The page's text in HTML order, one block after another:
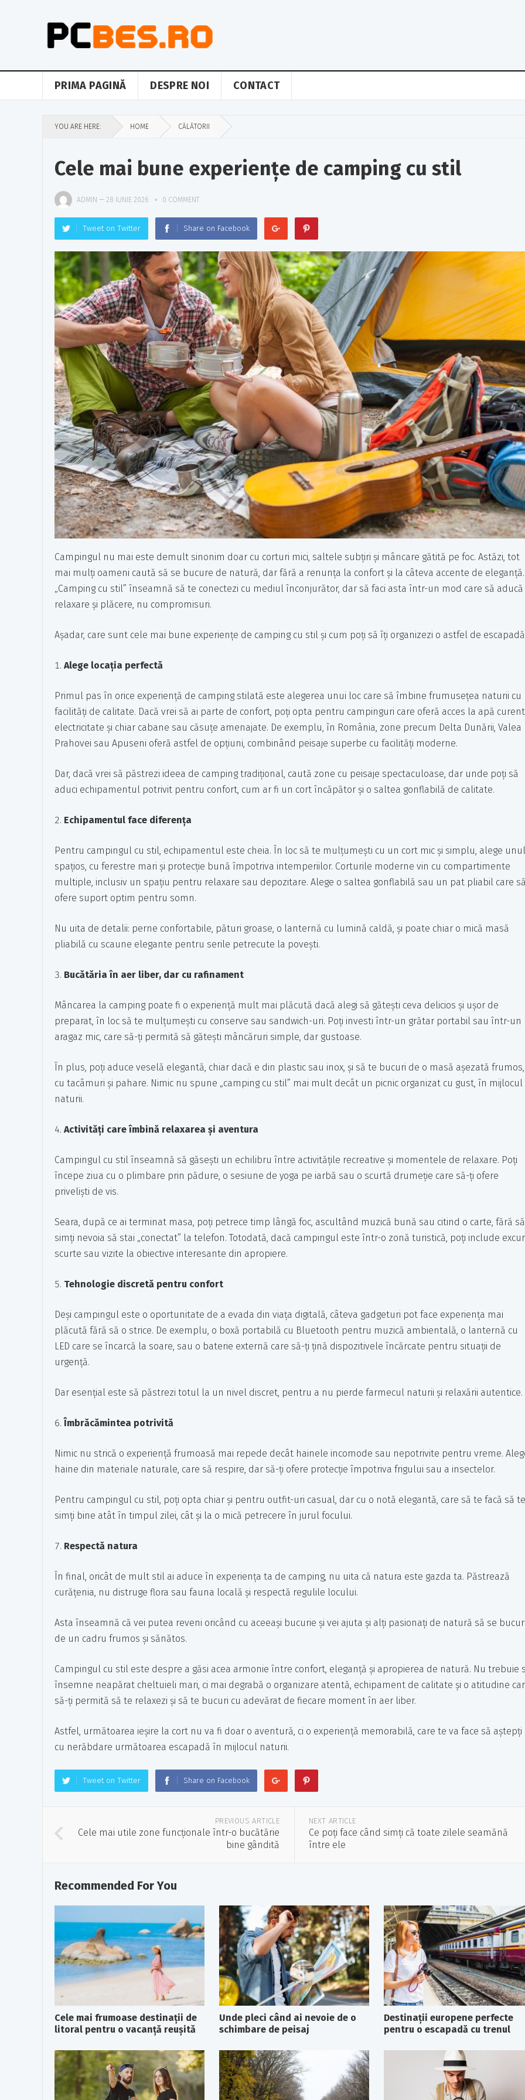
PRIMA PAGINĂ DESPRE NOI CONTACT
YOU ARE HERE: HOME CĂLĂTORII
Cele mai bune experiențe de camping cu stil
ADMIN — 28 IUNIE 2026 0 COMMENT
Tweet on Twitter Share on Facebook
Campingul nu mai este demult sinonim doar cu corturi mici, saltele subțiri și mâncare gătită pe foc. Astăzi, tot
mai mulți oameni caută să se bucure de natură, dar fără a renunța la confort și la câteva accente de eleganță.
„Camping cu stil” înseamnă să te conectezi cu mediul înconjurător, dar să faci asta într-un mod care să aducă
relaxare și plăcere, nu compromisuri.
Așadar, care sunt cele mai bune experiențe de camping cu stil și cum poți să îți organizezi o astfel de
Alege locația perfectă
Primul pas în orice experiență de camping stilată este alegerea unui loc care să îmbine frumusețea naturii cu
facilități de calitate. Dacă vrei să ai parte de confort, poți opta pentru campinguri care oferă acces la apă
electricitate și chiar cabane sau căsuțe amenajate. De exemplu, în România, zone precum Delta Dunării, Valea
Prahovei sau Apuseni oferă astfel de opțiuni, combinând peisaje superbe cu facilități moderne.
Dar, dacă vrei să păstrezi ideea de camping tradițional, caută zone cu peisaje spectaculoase, dar unde poți să
aduci echipamentul potrivit pentru confort, cum ar fi un cort încăpător și o saltea gonflabilă de calitate.
Echipamentul face diferența
Pentru campingul cu stil, echipamentul este cheia. În loc să te mulțumești cu un cort mic și simplu, alege unul
spațios, cu ferestre mari și protecție bună împotriva intemperiilor. Corturile moderne vin cu compartimente
multiple, inclusiv un spațiu pentru relaxare sau depozitare. Alege o saltea gonflabilă sau un pat pliabil care
ofere suport optim pentru somn.
Nu uita de detalii: perne confortabile, pături groase, o lanternă cu lumină caldă, și poate chiar o mică masă
pliabilă cu scaune elegante pentru serile petrecute la povești.
Bucătăria în aer liber, dar cu rafinament
Mâncarea la camping poate fi o experiență mult mai plăcută dacă alegi să gătești ceva delicios și ușor de
preparat, în loc să te mulțumești cu conserve sau sandwich-uri. Poți investi într-un grătar portabil sau într-un
aragaz mic, care să-ți permită să gătești mâncăruri simple, dar gustoase.
În plus, poți aduce veselă elegantă, chiar dacă e din plastic sau inox, și să te bucuri de o masă așezată frumos,
cu tacâmuri și pahare. Nimic nu spune „camping cu stil” mai mult decât un picnic organizat cu gust, în mijlocul
naturii.
Activități care îmbină relaxarea și aventura
Campingul cu stil înseamnă să găsești un echilibru între activitățile recreative și momentele de relaxare. Poți
începe ziua cu o plimbare prin pădure, o sesiune de yoga pe iarbă sau o scurtă drumeție care să-ți ofere
priveliști de vis.
Seara, după ce ai terminat masa, poți petrece timp lângă foc, ascultând muzică bună sau citind o carte, fără să
simți nevoia să stai „conectat” la telefon. Totodată, dacă campingul este într-o zonă turistică, poți include
scurte sau vizite la obiective interesante din apropiere.
Tehnologie discretă pentru confort
Deși campingul este o oportunitate de a evada din viața digitală, câteva gadgeturi pot face experiența mai
plăcută fără să o strice. De exemplu, o boxă portabilă cu Bluetooth pentru muzică ambientală, o lanternă cu
LED care se încarcă la soare, sau o baterie externă care să-ți țină dispozitivele încărcate pentru situații de
urgență.
Dar esențial este să păstrezi totul la un nivel discret, pentru a nu pierde farmecul naturii și relaxării autentice.
Îmbrăcămintea potrivită
Nimic nu strică o experiență frumoasă mai repede decât hainele incomode sau nepotrivite pentru vreme.
haine din materiale naturale, care să respire, dar să-ți ofere protecție împotriva frigului sau a insectelor.
Pentru campingul cu stil, poți opta chiar și pentru outfit-uri casual, dar cu o notă elegantă, care să te facă să te
simți bine atât în timpul zilei, cât și la o mică petrecere în jurul focului.
Respectă natura
În final, oricât de mult stil ai aduce în experiența ta de camping, nu uita că natura este gazda ta. Păstrează
curățenia, nu distruge flora sau fauna locală și respectă regulile locului.
Asta înseamnă că vei putea reveni oricând cu aceeași bucurie și vei ajuta și alți pasionați de natură să se
de un cadru frumos și sănătos.
Campingul cu stil este despre a găsi acea armonie între confort, eleganță și apropierea de natură. Nu trebuie
însemne neapărat cheltuieli mari, ci mai degrabă o organizare atentă, echipament de calitate și o atitudine
să-ți permită să te relaxezi și să te bucuri cu adevărat de fiecare moment în aer liber.
Astfel, următoarea ieșire la cort nu va fi doar o aventură, ci o experiență memorabilă, care te va face să aștepți
cu nerăbdare următoarea escapadă în mijlocul naturii.
Tweet on Twitter Share on Facebook
PREVIOUS ARTICLE
Cele mai utile zone funcționale într-o bucătărie
bine gândită
NEXT ARTICLE
Ce poți face când simți că toate zilele seamănă
între ele
Recommended For You
Cele mai frumoase destinații de
litoral pentru o vacanță reușită
Unde pleci când ai nevoie de o
schimbare de peisaj
Destinații europene perfecte
pentru o escapadă cu trenul